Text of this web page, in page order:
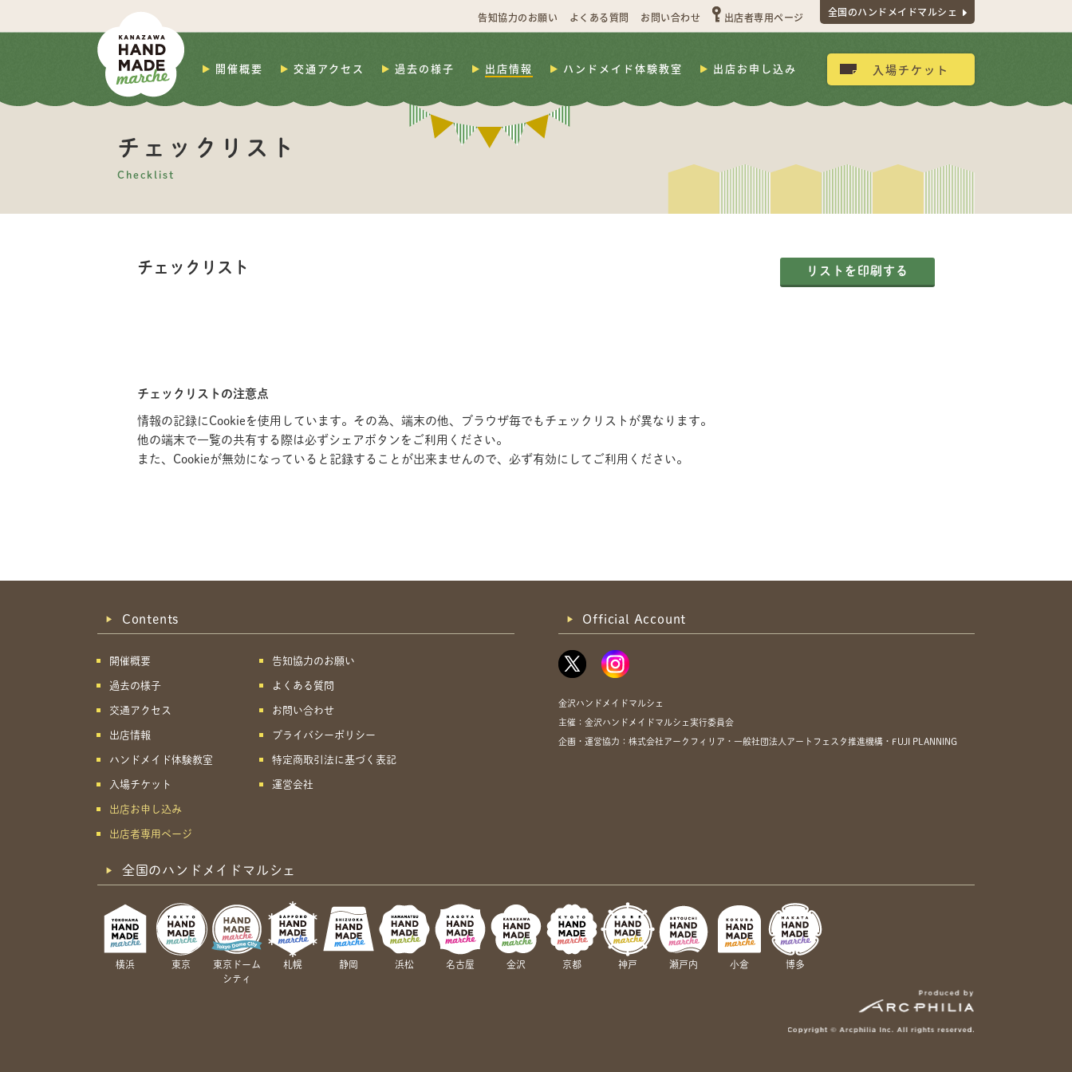
告知協力のお願い よくある質問 お問い合わせ 出店者専用ページ 全国のハンドメイドマルシェ
開催概要 交通アクセス 過去の様子 出店情報 ハンドメイド体験教室 出店お申し込み 入場チケット
チェックリスト
Checklist
チェックリスト リストを印刷する
チェックリストの注意点
情報の記録にCookieを使用しています。その為、端末の他、ブラウザ毎でもチェックリストが異なります。
他の端末で一覧の共有する際は必ずシェアボタンをご利用ください。
また、Cookieが無効になっていると記録することが出来ませんので、必ず有効にしてご利用ください。
Contents
開催概要
過去の様子
交通アクセス
出店情報
ハンドメイド体験教室
入場チケット
出店お申し込み
出店者専用ページ
告知協力のお願い
よくある質問
お問い合わせ
プライバシーポリシー
特定商取引法に基づく表記
運営会社
Official Account
金沢ハンドメイドマルシェ
主催：金沢ハンドメイドマルシェ実行委員会
企画・運営協力：株式会社アークフィリア・一般社団法人アートフェスタ推進機構・FUJI PLANNING
全国のハンドメイドマルシェ
横浜 東京
東京ドーム
シティ
札幌 静岡 浜松 名古屋 金沢 京都 神戸 瀬戸内 小倉 博多